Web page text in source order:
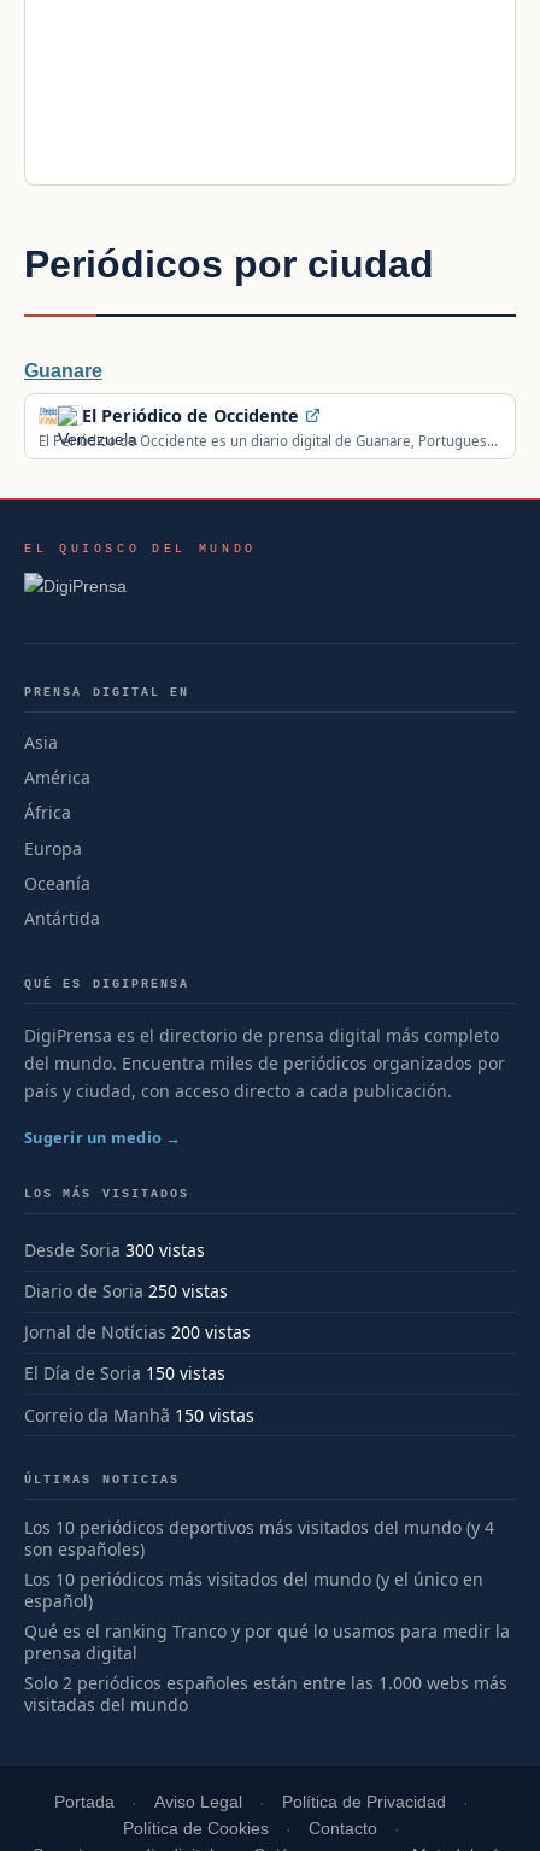
Periódicos por ciudad
Guanare
El Periódico de Occidente
El Periódico de Occidente es un diario digital de Guanare, Portuguesa,
Venezuela, con noticias de última hora.
EL QUIOSCO DEL MUNDO
PRENSA DIGITAL EN
Asia
América
África
Europa
Oceanía
Antártida
QUÉ ES DIGIPRENSA
DigiPrensa es el directorio de prensa digital más completo
del mundo. Encuentra miles de periódicos organizados por
país y ciudad, con acceso directo a cada publicación.
Sugerir un medio →
LOS MÁS VISITADOS
Desde Soria 300 vistas
Diario de Soria 250 vistas
Jornal de Notícias 200 vistas
El Día de Soria 150 vistas
Correio da Manhã 150 vistas
ÚLTIMAS NOTICIAS
Los 10 periódicos deportivos más visitados del mundo (y 4
son españoles)
Los 10 periódicos más visitados del mundo (y el único en
español)
Qué es el ranking Tranco y por qué lo usamos para medir la
prensa digital
Solo 2 periódicos españoles están entre las 1.000 webs más
visitadas del mundo
Portada Aviso Legal
Política de Privacidad
Política de Cookies
Contacto